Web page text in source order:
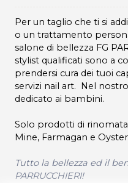
Per un taglio che ti si
o un trattamento
salone di bellezza FG
stylist qualificati sono a
prendersi cura dei tuoi
servizi nail art. Nel
dedicato ai bambini.
Solo prodotti di rinomata
Mine, Farmagan e
Tutto la bellezza ed il
PARRUCCHIERI!